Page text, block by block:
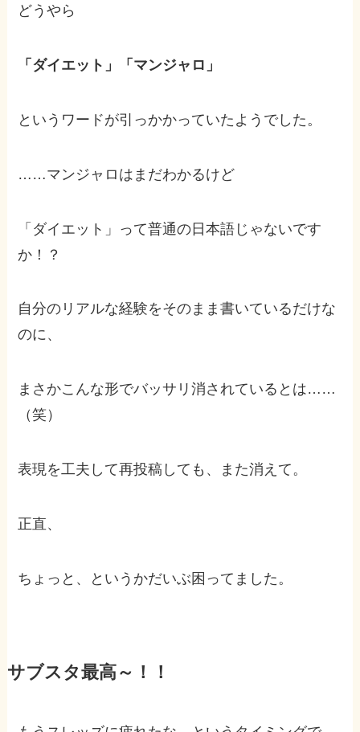
どうやら
「ダイエット」「マンジャロ」
というワードが引っかかっていたようでした。
……マンジャロはまだわかるけど
「ダイエット」って普通の日本語じゃないです
か！？
自分のリアルな経験をそのまま書いているだけな
のに、
まさかこんな形でバッサリ消されているとは……
（笑）
表現を工夫して再投稿しても、また消えて。
正直、
ちょっと、というかだいぶ困ってました。
サブスタ最高～！！